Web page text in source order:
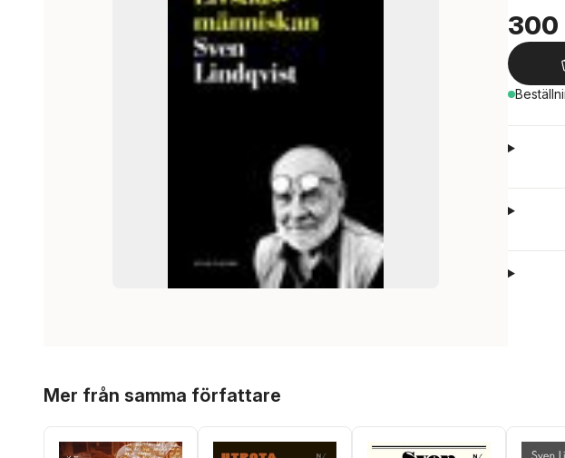
300
Mer från samma författare